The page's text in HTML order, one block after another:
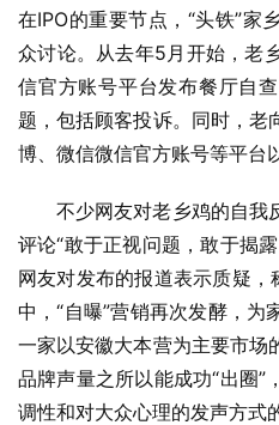
在IPO的重要节点，“头铁”家
众讨论。从去年5月开始，老
信官方账号平台发布餐厅自
题，包括顾客投诉。同时，老
博、微信微信官方账号等平台
不少网友对老乡鸡的自我
评论“敢于正视问题，敢于揭
网友对发布的报道表示质疑，
中，“自曝”营销再次发酵，为
一家以安徽大本营为主要市场
品牌声量之所以能成功“出圈”
调性和对大众心理的发声方式